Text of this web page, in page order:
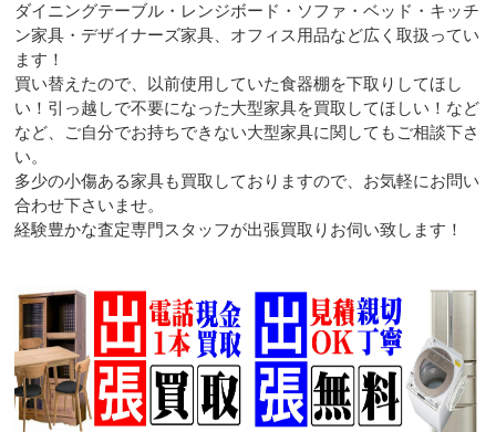
ダイニングテーブル・レンジボード・ソファ・ベッド・キッチ
ン家具・デザイナーズ家具、オフィス用品など広く取扱ってい
ます！
買い替えたので、以前使用していた食器棚を下取りしてほし
い！引っ越しで不要になった大型家具を買取してほしい！など
など、ご自分でお持ちできない大型家具に関してもご相談下さ
い。
多少の小傷ある家具も買取しておりますので、お気軽にお問い
合わせ下さいませ。
経験豊かな査定専門スタッフが出張買取りお伺い致します！